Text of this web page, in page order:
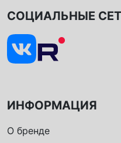
ИНФОРМАЦИЯ
О бренде
СОЦИАЛЬНЫЕ